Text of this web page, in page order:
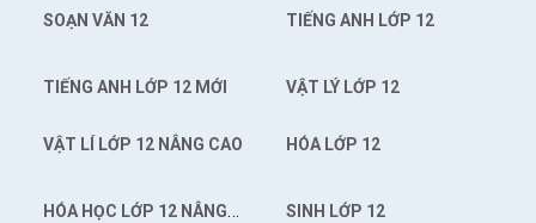
SOẠN VĂN 12 TIẾNG ANH LỚP 12
TIẾNG ANH LỚP 12 MỚI VẬT LÝ LỚP 12
VẬT LÍ LỚP 12 NÂNG CAO HÓA LỚP 12
HÓA HỌC LỚP 12 NÂNG
SINH LỚP 12